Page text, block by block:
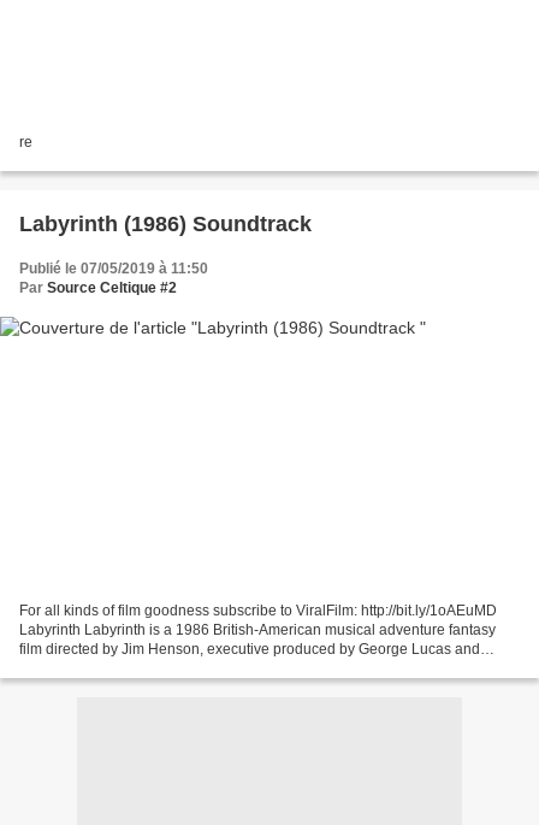
re
Labyrinth (1986) Soundtrack
Publié le 07/05/2019 à 11:50
Par Source Celtique #2
For all kinds of film goodness subscribe to ViralFilm: http://bit.ly/1oAEuMD
Labyrinth Labyrinth is a 1986 British-American musical adventure fantasy
film directed by Jim Henson, executive produced by George Lucas and